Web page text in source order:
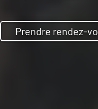
Prendre rendez-